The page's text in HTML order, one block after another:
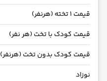
قیمت 1 تخته (هرنفر)
قیمت کودک با تخت (هر نفر)
قیمت کودک بدون تخت (هرنفر)
نوزاد